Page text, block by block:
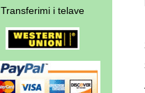
Transferimi i telave